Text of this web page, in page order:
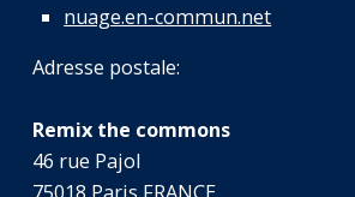
nuage.en-commun.net
Adresse postale:
Remix the commons
46 rue Pajol